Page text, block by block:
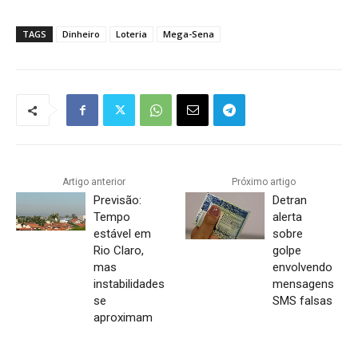
TAGS Dinheiro Loteria Mega-Sena
Artigo anterior
Previsão:
Tempo
estável em
Rio Claro,
mas
instabilidades
se
aproximam
Próximo artigo
Detran
alerta
sobre
golpe
envolvendo
mensagens
SMS falsas